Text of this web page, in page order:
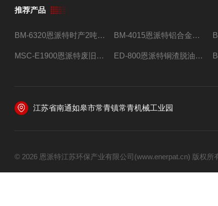
推荐产品
BM-6320恩派特时产2吨合金钢屑压饼机 BM-4015恩派特铝合金屑压饼机 脱油效果好
MSC-E1900恩派特废旧锂电池极片破碎处理设备 ED-800恩派特铜渣脱油机废铜屑铝屑甩油机
江苏省南通如皋市常青镇常青机械工业园
© 2026 恩派特江苏环保产业有限公司(www.enerpat.cn) 版权